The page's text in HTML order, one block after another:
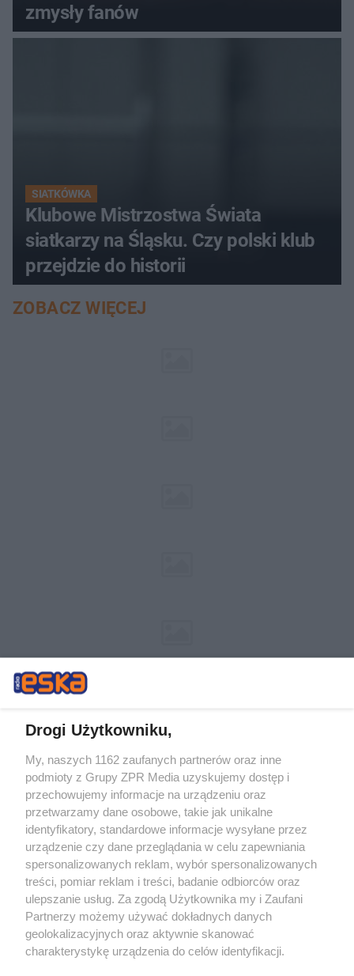
zmysły fanów
SIATKÓWKA
Klubowe Mistrzostwa Świata
siatkarzy na Śląsku. Czy polski klub
przejdzie do historii
ZOBACZ WIĘCEJ
Żaden utwór zamieszczony w serwisie nie może być powielany i
rozpowszechniany lub dalej rozpowszechniany w jakikolwiek sposób (w
tym także elektroniczny lub mechaniczny) na jakimkolwiek polu
eksploatacji w jakiejkolwiek formie, włącznie z umieszczaniem w
Internecie bez pisemnej zgody właściciela praw. Jakiekolwiek użycie lub
wykorzystanie utworów w całości lub w części z naruszeniem prawa,
tzn. bez właściwej zgody, jest zabronione pod groźbą kary i może być
ścigane prawnie.
Drogi Użytkowniku,
My, naszych 1162 zaufanych partnerów oraz inne
podmioty z Grupy ZPR Media uzyskujemy dostęp i
przechowujemy informacje na urządzeniu oraz
przetwarzamy dane osobowe, takie jak unikalne
identyfikatory, standardowe informacje wysyłane przez
urządzenie czy dane przeglądania w celu zapewniania
spersonalizowanych reklam, wybór spersonalizowanych
treści, pomiar reklam i treści, badanie odbiorców oraz
ulepszanie usług. Za zgodą Użytkownika my i Zaufani
Partnerzy możemy używać dokładnych danych
geolokalizacyjnych oraz aktywnie skanować
charakterystykę urządzenia do celów identyfikacji.